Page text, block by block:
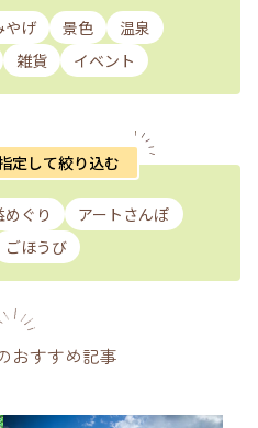
やげ 景色
温泉
雑貨 イベント
定して絞り込む
めぐり
アートさんぽ
ごほうび
おすすめ記事